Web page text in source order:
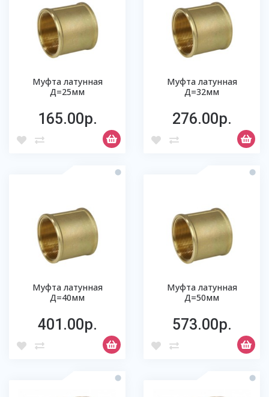
Муфта латунная
Д=25мм
165.00р.
Муфта латунная
Д=32мм
276.00р.
Муфта латунная
Д=40мм
401.00р.
Муфта латунная
Д=50мм
573.00р.